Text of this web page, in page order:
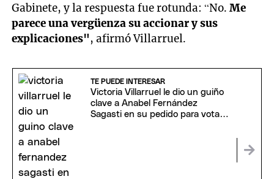
Gabinete, y la respuesta fue rotunda: “No.Me
parece una vergüenza su accionar y sus
explicaciones", afirmó Villarruel.
TE PUEDE INTERESAR
Victoria Villarruel le dio un guiño
clave a Anabel Fernández
Sagasti en su pedido para votar